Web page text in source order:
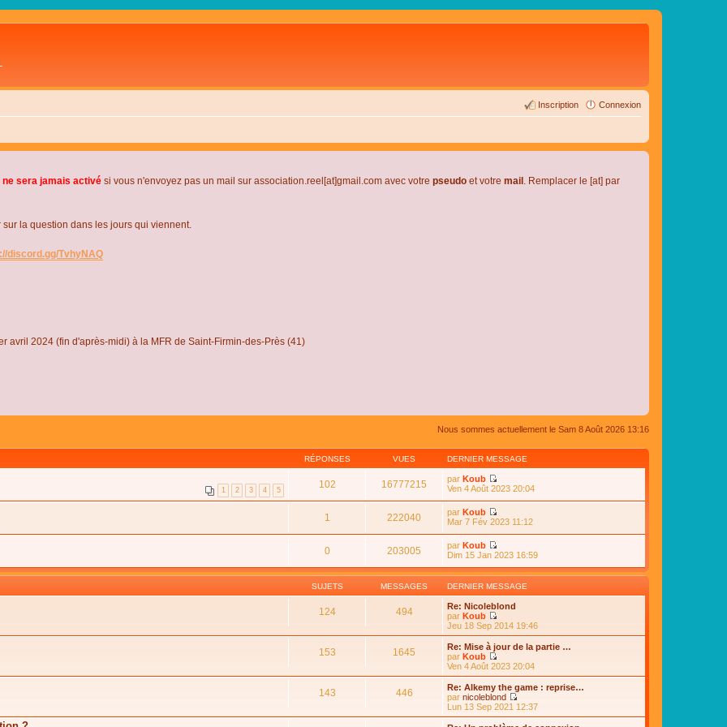
Connexion
Inscription
sera jamais activé si vous n'envoyez pas un mail sur association.reel[at]gmail.com avec votre pseudo et votre mail . Remplacer le [at] par
la question dans les jours qui viennent.
discord.gg/TvhyNAQ
avril 2024 (fin d'après-midi) à la MFR de Saint-Firmin-des-Près (41)
Nous sommes actuellement le Sam 8 Août 2026 13:16
RÉPONSES VUES DERNIER MESSAGE
1 2 3 4 5 102 16777215 par Koub
C
u
l
e
l
e
d
e
n
r
m
e
s
a
g
e
Ven 4 Août 2023 20:04
1 222040 par Koub
C
u
l
t
e
r
l
d
e
r
i
e
r
m
e
s
s
Mar 7 Fév 2023 11:12
0 203005 par Koub
C
n
s
u
l
t
e
r
e
e
r
n
i
e
r
Dim 15 Jan 2023 16:59
SUJETS MESSAGES DERNIER MESSAGE
124 494
Re: Nicoleblond
par Koub
C
o
n
s
u
l
e
r
l
Jeu 18 Sep 2014 19:46
153 1645
Re: Mise à jour de la partie …
par Koub
C
o
n
s
u
l
t
Ven 4 Août 2023 20:04
143 446
Re: Alkemy the game : reprise…
par nicoleblond
C
o
n
Lun 13 Sep 2021 12:37